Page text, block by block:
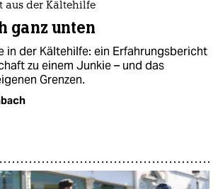
aus der Kältehilfe
ganz unten
in der Kältehilfe: ein Erfahrungsbericht
zu einem Junkie – und das
Grenzen.